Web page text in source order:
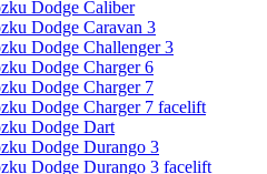
Dodge Caliber
Dodge Caravan 3
Dodge Challenger 3
Dodge Charger 6
Dodge Charger 7
Dodge Charger 7 facelift
Dodge Dart
Dodge Durango 3
Dodge Durango 3 facelift